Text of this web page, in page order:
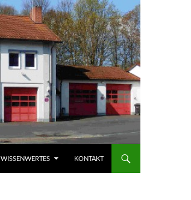
WISSENWERTES KONTAKT